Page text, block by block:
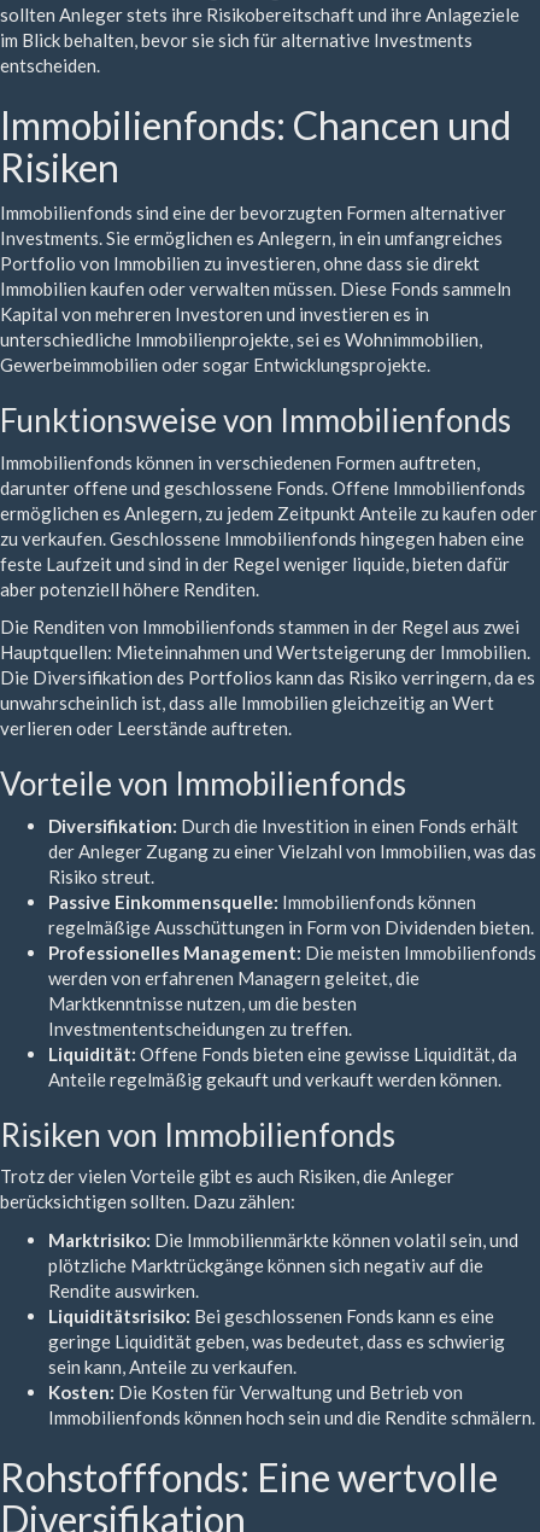
sollten Anleger stets ihre Risikobereitschaft und ihre Anlageziele
im Blick behalten, bevor sie sich für alternative Investments
entscheiden.
Immobilienfonds: Chancen und
Risiken
Immobilienfonds sind eine der bevorzugten Formen alternativer
Investments. Sie ermöglichen es Anlegern, in ein umfangreiches
Portfolio von Immobilien zu investieren, ohne dass sie direkt
Immobilien kaufen oder verwalten müssen. Diese Fonds sammeln
Kapital von mehreren Investoren und investieren es in
unterschiedliche Immobilienprojekte, sei es Wohnimmobilien,
Gewerbeimmobilien oder sogar Entwicklungsprojekte.
Funktionsweise von Immobilienfonds
Immobilienfonds können in verschiedenen Formen auftreten,
darunter offene und geschlossene Fonds. Offene Immobilienfonds
ermöglichen es Anlegern, zu jedem Zeitpunkt Anteile zu kaufen oder
zu verkaufen. Geschlossene Immobilienfonds hingegen haben eine
feste Laufzeit und sind in der Regel weniger liquide, bieten dafür
aber potenziell höhere Renditen.
Die Renditen von Immobilienfonds stammen in der Regel aus zwei
Hauptquellen: Mieteinnahmen und Wertsteigerung der Immobilien.
Die Diversifikation des Portfolios kann das Risiko verringern, da es
unwahrscheinlich ist, dass alle Immobilien gleichzeitig an Wert
verlieren oder Leerstände auftreten.
Vorteile von Immobilienfonds
Diversifikation: Durch die Investition in einen Fonds erhält
der Anleger Zugang zu einer Vielzahl von Immobilien, was das
Risiko streut.
Passive Einkommensquelle: Immobilienfonds können
regelmäßige Ausschüttungen in Form von Dividenden bieten.
Professionelles Management: Die meisten Immobilienfonds
werden von erfahrenen Managern geleitet, die
Marktkenntnisse nutzen, um die besten
Investmententscheidungen zu treffen.
Liquidität: Offene Fonds bieten eine gewisse Liquidität, da
Anteile regelmäßig gekauft und verkauft werden können.
Risiken von Immobilienfonds
Trotz der vielen Vorteile gibt es auch Risiken, die Anleger
berücksichtigen sollten. Dazu zählen:
Marktrisiko: Die Immobilienmärkte können volatil sein, und
plötzliche Marktrückgänge können sich negativ auf die
Rendite auswirken.
Liquiditätsrisiko: Bei geschlossenen Fonds kann es eine
geringe Liquidität geben, was bedeutet, dass es schwierig
sein kann, Anteile zu verkaufen.
Kosten: Die Kosten für Verwaltung und Betrieb von
Immobilienfonds können hoch sein und die Rendite schmälern.
Rohstofffonds: Eine wertvolle
Diversifikation